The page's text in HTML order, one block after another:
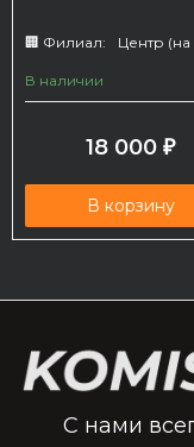
🏢 Филиал: Центр (на
В наличии
18 000 ₽
В корзину
С нами